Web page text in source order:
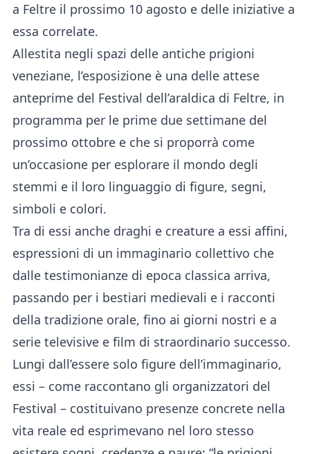
a Feltre il prossimo 10 agosto e delle iniziative a
essa correlate.
Allestita negli spazi delle antiche prigioni
veneziane, l’esposizione è una delle attese
anteprime del Festival dell’araldica di Feltre, in
programma per le prime due settimane del
prossimo ottobre e che si proporrà come
un’occasione per esplorare il mondo degli
stemmi e il loro linguaggio di figure, segni,
simboli e colori.
Tra di essi anche draghi e creature a essi affini,
espressioni di un immaginario collettivo che
dalle testimonianze di epoca classica arriva,
passando per i bestiari medievali e i racconti
della tradizione orale, fino ai giorni nostri e a
serie televisive e film di straordinario successo.
Lungi dall’essere solo figure dell’immaginario,
essi – come raccontano gli organizzatori del
Festival – costituivano presenze concrete nella
vita reale ed esprimevano nel loro stesso